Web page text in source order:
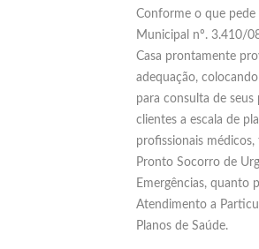
Conforme o que pede
Municipal nº. 3.410/
Casa prontamente
adequação,
para consulta de seus
clientes a escala de
profissionais
Pronto Socorro de
Emergências, quanto
Atendimento a
Planos de Saúde.